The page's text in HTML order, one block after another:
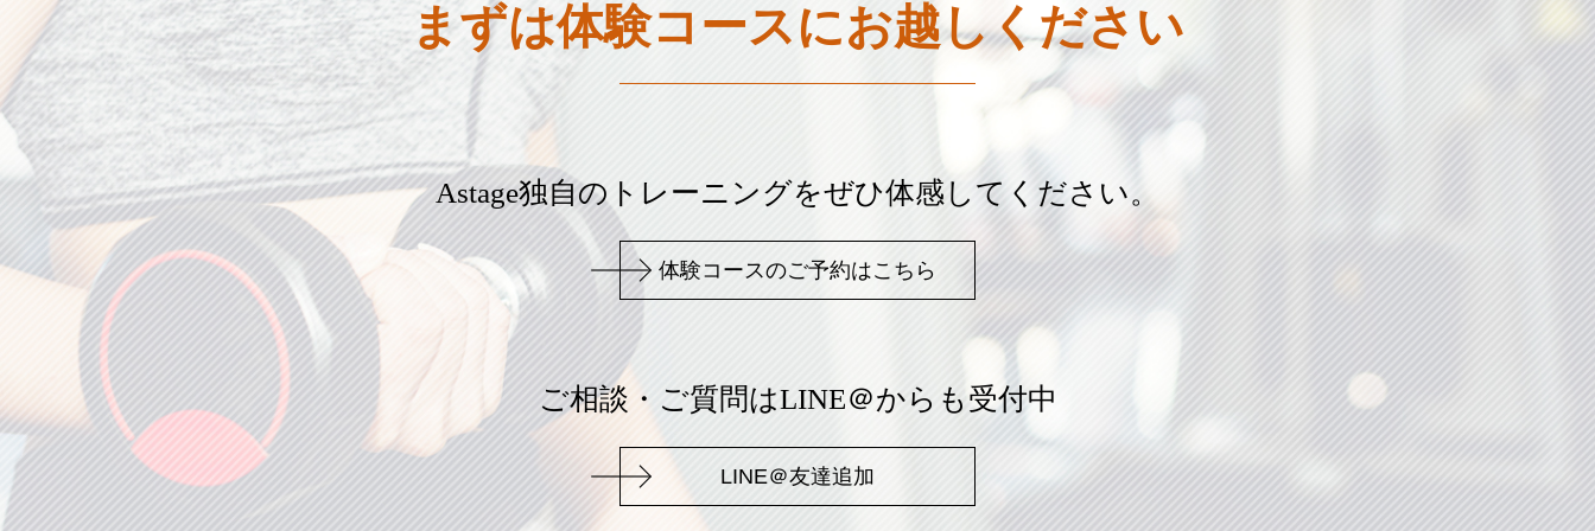
まずは体験コースにお越しください
Astage独自のトレーニングをぜひ体感してください。
体験コースのご予約はこちら
ご相談・ご質問はLINE＠からも受付中
LINE＠友達追加